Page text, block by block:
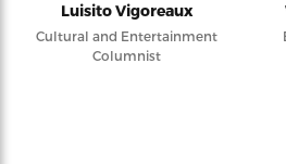
Luisito Vigoreaux
Cultural and Entertainment
Columnist